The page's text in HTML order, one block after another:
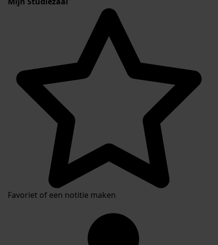
Favoriet of een notitie maken